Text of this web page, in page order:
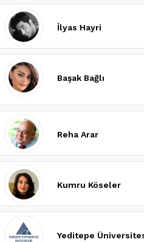
İlyas Hayri
Başak Bağlı
Reha Arar
Kumru Köseler
Yeditepe